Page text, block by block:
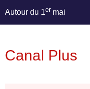
Autour du 1er mai
Canal Plus